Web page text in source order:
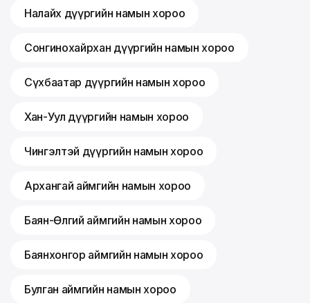
Налайх дүүргийн намын хороо
Сонгинохайрхан дүүргийн намын хороо
Сүхбаатар дүүргийн намын хороо
Хан-Уул дүүргийн намын хороо
Чингэлтэй дүүргийн намын хороо
Архангай аймгийн намын хороо
Баян-Өлгий аймгийн намын хороо
Баянхонгор аймгийн намын хороо
Булган аймгийн намын хороо